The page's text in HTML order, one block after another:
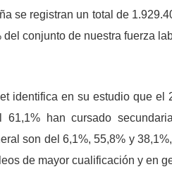
se registran un total de
conjunto de nuestra fuerza
identifica en su estudio que
61,1% han cursado
son del 6,1%, 55,8% y
de mayor cualificación y en